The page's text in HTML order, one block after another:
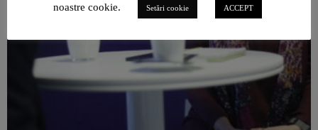
noastre cookie.
Setări cookie ACCEPT